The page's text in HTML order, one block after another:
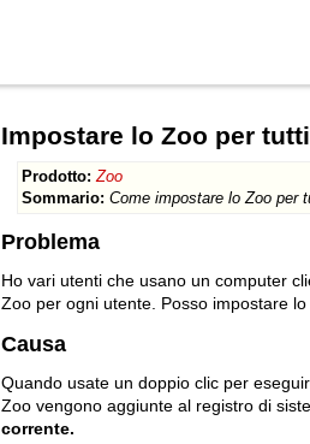
Impostare lo Zoo per
Prodotto: Zoo
Sommario: Come impostare lo Zoo per
Problema
Ho vari utenti che usano un computer
Zoo per ogni utente. Posso impostare
Causa
Quando usate un doppio clic per
Zoo vengono aggiunte al registro di
corrente.